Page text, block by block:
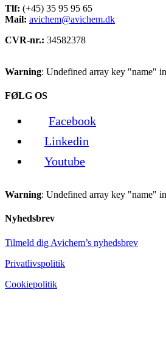
Tlf: (+45) 35 95 95 65
Mail: avichem@avichem.dk
CVR-nr.: 34582378
Warning: Undefined array key "name" in
FØLG OS
Facebook
Linkedin
Youtube
Warning: Undefined array key "name" in
Nyhedsbrev
Tilmeld dig Avichem’s nyhedsbrev
Privatlivspolitik
Cookiepolitik